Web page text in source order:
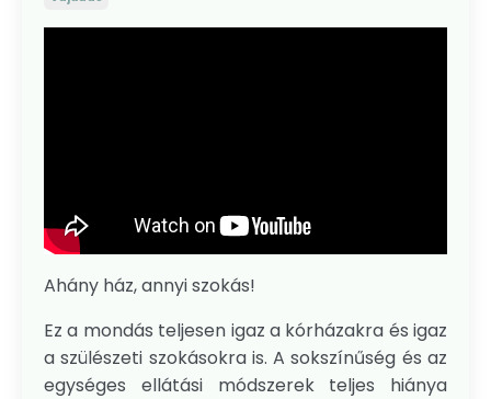
Ahány ház, annyi szokás!
Ez a mondás teljesen igaz a kórházakra és igaz
a szülészeti szokásokra is. A sokszínűség és az
egységes ellátási módszerek teljes hiánya